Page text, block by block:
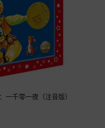
一千零一夜（注音版）